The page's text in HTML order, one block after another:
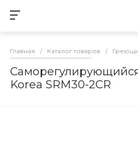
Главная / Каталог товаров /
Korea SRM30-2CR